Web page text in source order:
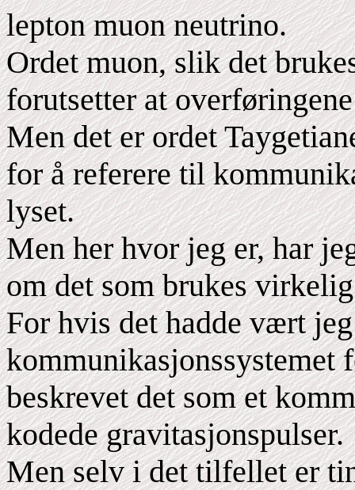
lepton muon neutrino.
Ordet muon, slik det
forutsetter at
Men det er ordet
for å referere til
lyset.
Men her hvor jeg er, har
om det som brukes
For hvis det hadde vært
kommunikasjonssystemet
beskrevet det som et
kodede gravitasjonspulser.
Men selv i det tilfellet er